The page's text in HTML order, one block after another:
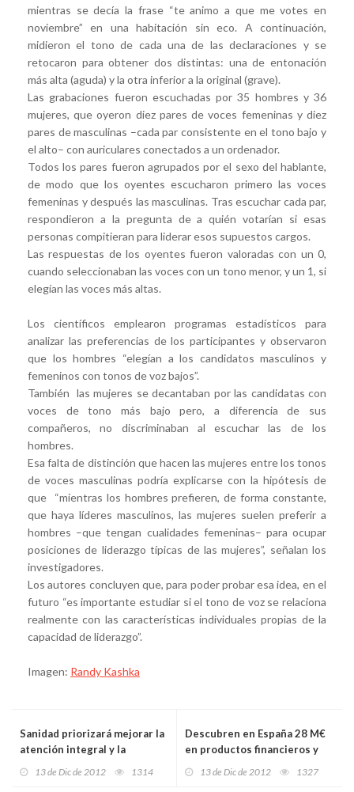
mientras se decía la frase “te animo a que me votes en
noviembre” en una habitación sin eco. A continuación,
midieron el tono de cada una de las declaraciones y se
retocaron para obtener dos distintas: una de entonación
más alta (aguda) y la otra inferior a la original (grave).
Las grabaciones fueron escuchadas por 35 hombres y 36
mujeres, que oyeron diez pares de voces femeninas y diez
pares de masculinas –cada par consistente en el tono bajo y
el alto– con auriculares conectados a un ordenador.
Todos los pares fueron agrupados por el sexo del hablante,
de modo que los oyentes escucharon primero las voces
femeninas y después las masculinas. Tras escuchar cada par,
respondieron a la pregunta de a quién votarían si esas
personas compitieran para liderar esos supuestos cargos.
Las respuestas de los oyentes fueron valoradas con un 0,
cuando seleccionaban las voces con un tono menor, y un 1, si
elegían las voces más altas.
Los científicos emplearon programas estadísticos para
analizar las preferencias de los participantes y observaron
que los hombres “elegían a los candidatos masculinos y
femeninos con tonos de voz bajos”.
También las mujeres se decantaban por las candidatas con
voces de tono más bajo pero, a diferencia de sus
compañeros, no discriminaban al escuchar las de los
hombres.
Esa falta de distinción que hacen las mujeres entre los tonos
de voces masculinas podría explicarse con la hipótesis de
que “mientras los hombres prefieren, de forma constante,
que haya líderes masculinos, las mujeres suelen preferir a
hombres –que tengan cualidades femeninas– para ocupar
posiciones de liderazgo típicas de las mujeres”, señalan los
investigadores.
Los autores concluyen que, para poder probar esa idea, en el
futuro “es importante estudiar si el tono de voz se relaciona
realmente con las características individuales propias de la
capacidad de liderazgo”.
Imagen: Randy Kashka
Sanidad priorizará mejorar la
atención integral y la
13 de Dic de 2012 1314
Descubren en España 28 M€
en productos financieros y
13 de Dic de 2012 1327